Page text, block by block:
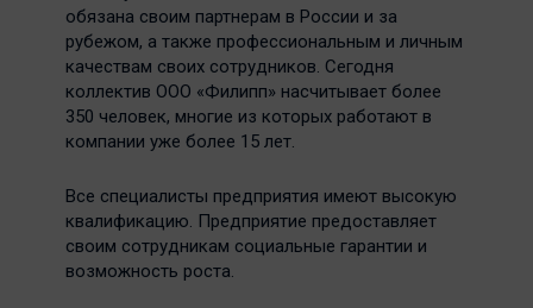
обязана своим партнерам в России и за
рубежом, а также профессиональным и личным
качествам своих сотрудников. Сегодня
коллектив ООО «Филипп» насчитывает более
350 человек, многие из которых работают в
компании уже более 15 лет.
Все специалисты предприятия имеют высокую
квалификацию. Предприятие предоставляет
своим сотрудникам социальные гарантии и
возможность роста.